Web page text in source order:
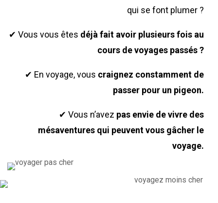
qui se font plumer ?
✔ Vous vous êtes déjà fait avoir plusieurs fois au
cours de voyages passés ?
✔ En voyage, vous craignez constamment de
passer pour un pigeon.
✔ Vous n’avez pas envie de vivre des
mésaventures qui peuvent vous gâcher le
voyage.